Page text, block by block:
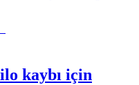
kaybı için